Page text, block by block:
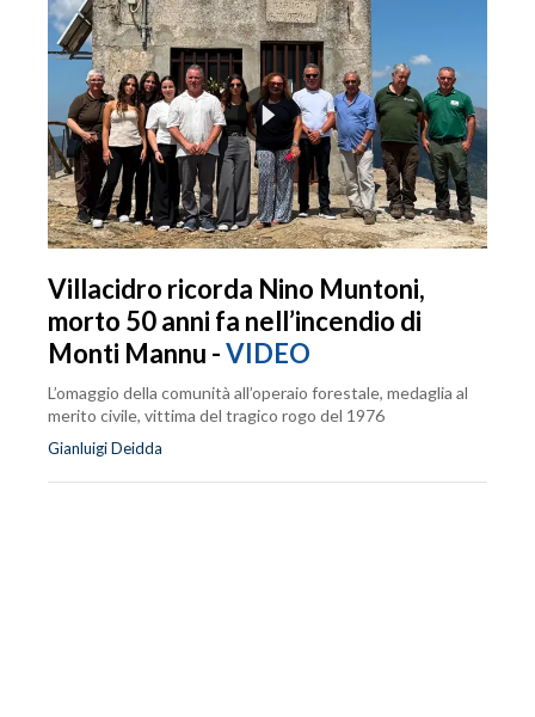
Villacidro ricorda Nino Muntoni,
morto 50 anni fa nell’incendio di
Monti Mannu -VIDEO
L’omaggio della comunità all’operaio forestale, medaglia al
merito civile, vittima del tragico rogo del 1976
Gianluigi Deidda